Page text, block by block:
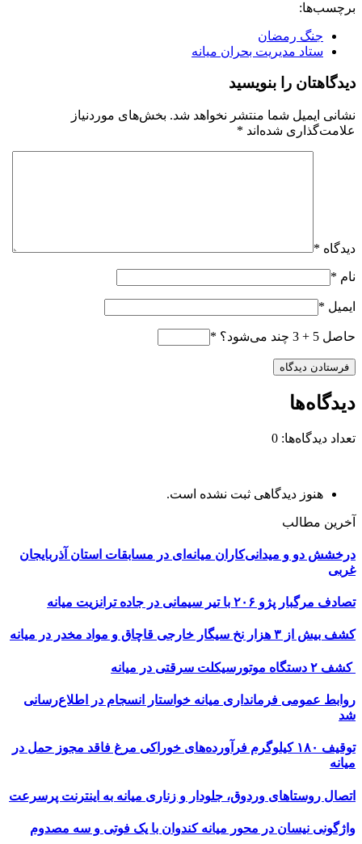
برچسب‌ها:
جنگ رمضان
ستاد مدیریت بحران میانه
دیدگاهتان را بنویسید
نشانی ایمیل شما منتشر نخواهد شد. بخش‌های موردنیاز
علامت‌گذاری شده‌اند *
دیدگاه *
نام *
ایمیل *
حاصل 5 + 3 چند می‌شود؟ *
دیدگاه‌ها
تعداد دیدگاه‌ها: 0
هنوز دیدگاهی ثبت نشده است.
آخرین مطالب
درخشش دو و میدانی‌کاران میانه‌ای در مسابقات استان آذربایجان
غربی
تصادف مرگبار پژو ۲۰۶ با تیر سیمانی در جاده ترانزیت میانه
کشف بیش از ۳ هزار نخ سیگار خارجی قاچاق و مواد مخدر در میانه
کشف ۲ دستگاه موتورسیکلت سرقتی در میانه
روابط عمومی فرمانداری میانه خواستار انسجام در اطلاع‌رسانی
شد
توقیف ۱۸۰ کیلوگرم فرآورده‌های خوراکی مرغ فاقد مجوز حمل در
میانه
اتصال روستاهای وردوق، جلودار و زناری میانه به اینترنت پرسرعت
واژگونی نیسان در محور میانه کندوان با یک فوتی و سه مصدوم